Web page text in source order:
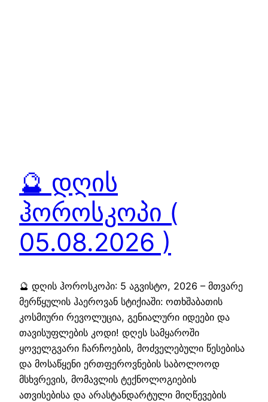
🔮 დღის
ჰოროსკოპი (
05.08.2026 )
🔮 დღის ჰოროსკოპი: 5 აგვისტო, 2026 – მთვარე
მერწყულის ჰაეროვან სტიქიაში: ოთხშაბათის
კოსმიური რევოლუცია, გენიალური იდეები და
თავისუფლების კოდი! დღეს სამყაროში
ყოველგვარი ჩარჩოების, მოძველებული წესებისა
და მოსაწყენი ერთფეროვნების საბოლოოდ
მსხვრევის, მომავლის ტექნოლოგიების
ათვისებისა და არასტანდარტული მიღწევების